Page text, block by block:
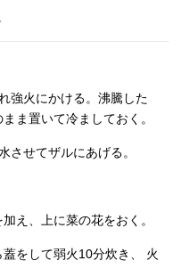
強火にかける。沸騰した
ま置いて冷ましておく。
させてザルにあげる。
え、上に菜の花をおく。
をして弱火10分炊き、 火